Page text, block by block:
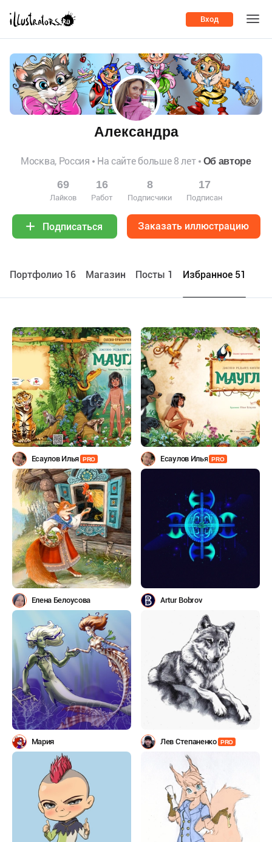
Вход
Александра
Москва, Россия На сайте больше 8 лет Об авторе
69
Лайков
16
Работ
8
Подписчики
17
Подписан
Подписаться Заказать иллюстрацию
Портфолио 16 Maгазин Посты 1 Избранное 51
Есаулов Илья PRO Есаулов Илья PRO
Елена Белоусова Artur Bobrov
Мария Лев Степаненко PRO